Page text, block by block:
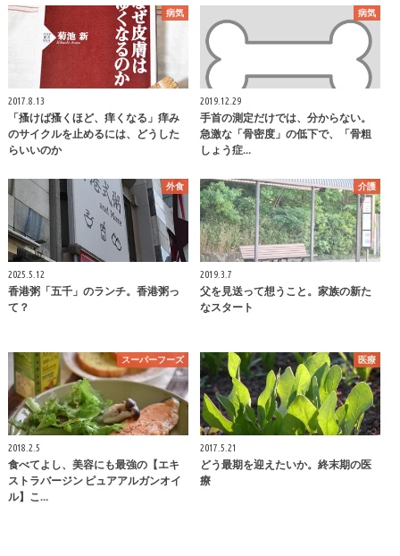
病気
2017.8.13
「搔けば搔くほど、痒くなる」痒み
のサイクルを止めるには、どうした
らいいのか
病気
2019.12.29
手首の測定だけでは、分からない。
急激な「骨密度」の低下で、「骨粗
しょう症…
外食
2025.5.12
香港粥「五千」のランチ。香港粥っ
て？
介護
2019.3.7
父を見送って想うこと。家族の新た
なスタート
スーパーフーズ
2018.2.5
食べてよし、美容にも最強の【エキ
ストラバージン ピュアアルガンオイ
ル】こ…
医療
2017.5.21
どう最期を迎えたいか。終末期の医
療